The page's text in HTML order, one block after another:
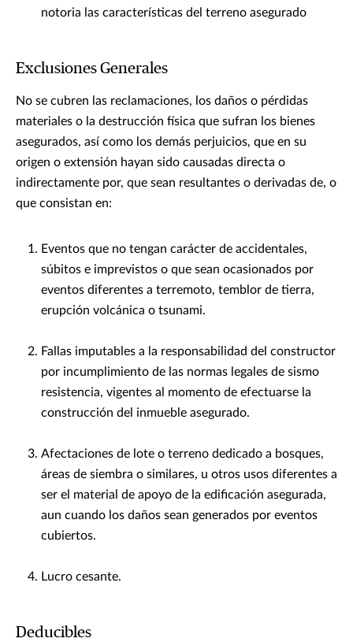
notoria las características del terreno asegurado
Exclusiones Generales
No se cubren las reclamaciones, los daños o pérdidas
materiales o la destrucción física que sufran los bienes
asegurados, así como los demás perjuicios, que en su
origen o extensión hayan sido causadas directa o
indirectamente por, que sean resultantes o derivadas de, o
que consistan en:
Eventos que no tengan carácter de accidentales,
súbitos e imprevistos o que sean ocasionados por
eventos diferentes a terremoto, temblor de tierra,
erupción volcánica o tsunami.
Fallas imputables a la responsabilidad del constructor
por incumplimiento de las normas legales de sismo
resistencia, vigentes al momento de efectuarse la
construcción del inmueble asegurado.
Afectaciones de lote o terreno dedicado a bosques,
áreas de siembra o similares, u otros usos diferentes a
ser el material de apoyo de la edificación asegurada,
aun cuando los daños sean generados por eventos
cubiertos.
Lucro cesante.
Deducibles